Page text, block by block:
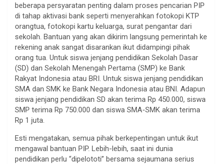
beberapa persyaratan penting dalam proses pencarian PIP
di tahap aktivasi bank seperti menyerahkan fotokopi KTP
orangtua, fotokopi kartu keluarga, surat pengantar dari
sekolah. Bantuan yang akan dikirim langsung pemerintah ke
rekening anak sangat disarankan ikut didampingi pihak
orang tua. Untuk siswa jenjang pendidikan Sekolah Dasar
(SD) dan Sekolah Menengah Pertama (SMP) ke Bank
Rakyat Indonesia atau BRI. Untuk siswa jenjang pendidikan
SMA dan SMK ke Bank Negara Indonesia atau BNI. Adapun
siswa jenjang pendidikan SD akan terima Rp 450.000, siswa
SMP terima Rp 750.000 dan siswa SMA-SMK akan terima
Rp 1 juta.
Esti mengatakan, semua pihak berkepentingan untuk ikut
mengawal bantuan PIP. Lebih-lebih, saat ini dunia
pendidikan perlu “dipelototi” bersama sejaumana serius